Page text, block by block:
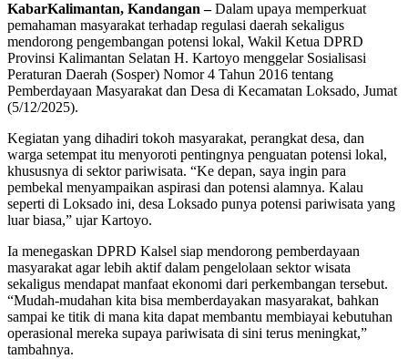
KabarKalimantan, Kandangan –Dalam upaya memperkuat
pemahaman masyarakat terhadap regulasi daerah sekaligus
mendorong pengembangan potensi lokal, Wakil Ketua DPRD
Provinsi Kalimantan Selatan H. Kartoyo menggelar Sosialisasi
Peraturan Daerah (Sosper) Nomor 4 Tahun 2016 tentang
Pemberdayaan Masyarakat dan Desa di Kecamatan Loksado, Jumat
(5/12/2025).
Kegiatan yang dihadiri tokoh masyarakat, perangkat desa, dan
warga setempat itu menyoroti pentingnya penguatan potensi lokal,
khususnya di sektor pariwisata. “Ke depan, saya ingin para
pembekal menyampaikan aspirasi dan potensi alamnya. Kalau
seperti di Loksado ini, desa Loksado punya potensi pariwisata yang
luar biasa,” ujar Kartoyo.
Ia menegaskan DPRD Kalsel siap mendorong pemberdayaan
masyarakat agar lebih aktif dalam pengelolaan sektor wisata
sekaligus mendapat manfaat ekonomi dari perkembangan tersebut.
“Mudah-mudahan kita bisa memberdayakan masyarakat, bahkan
sampai ke titik di mana kita dapat membantu membiayai kebutuhan
operasional mereka supaya pariwisata di sini terus meningkat,”
tambahnya.